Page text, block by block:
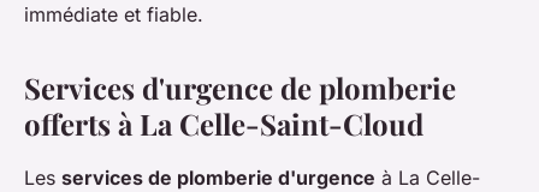
immédiate et fiable.
Services d'urgence de plomberie
offerts à La Celle-Saint-Cloud
Les services de plomberie d'urgence à La Celle-